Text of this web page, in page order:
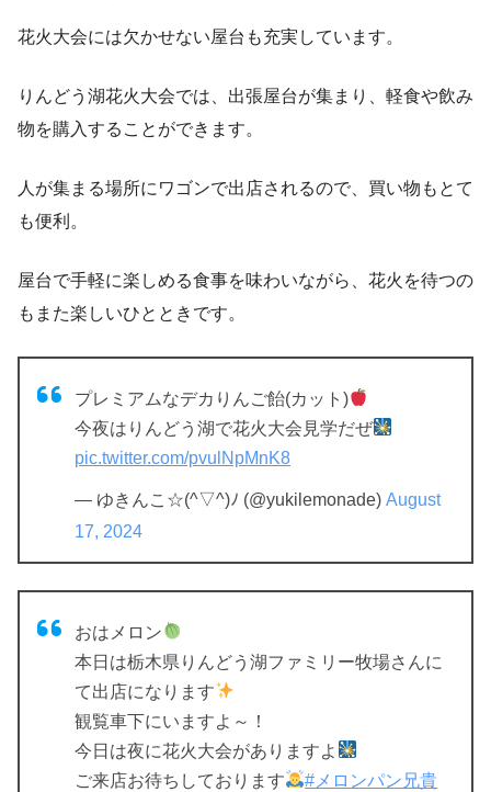
花火大会には欠かせない屋台も充実しています。
りんどう湖花火大会では、出張屋台が集まり、軽食や飲み
物を購入することができます。
人が集まる場所にワゴンで出店されるので、買い物もとて
も便利。
屋台で手軽に楽しめる食事を味わいながら、花火を待つの
もまた楽しいひとときです。
プレミアムなデカりんご飴(カット)
今夜はりんどう湖で花火大会見学だぜ
pic.twitter.com/pvulNpMnK8
— ゆきんこ☆(^▽^)ﾉ (@yukilemonade) August
17, 2024
おはメロン
本日は栃木県りんどう湖ファミリー牧場さんに
て出店になります
観覧車下にいますよ～！
今日は夜に花火大会がありますよ
ご来店お待ちしております
#メロンパン兄貴